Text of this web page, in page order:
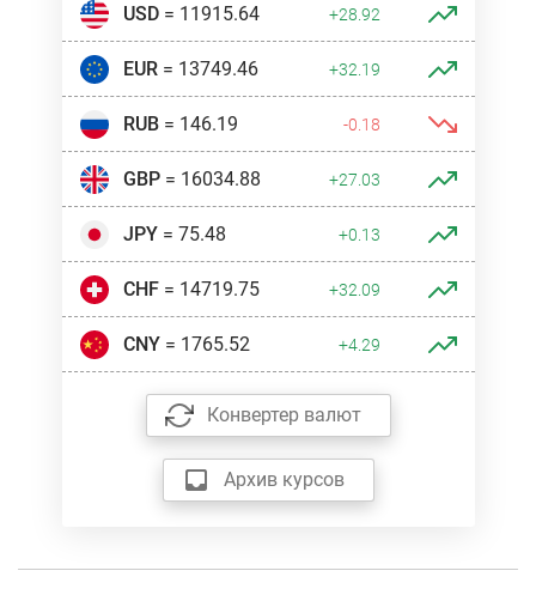
USD= 11915.64 +28.92
EUR= 13749.46 +32.19
RUB= 146.19 -0.18
GBP= 16034.88 +27.03
JPY= 75.48 +0.13
CHF= 14719.75 +32.09
CNY= 1765.52 +4.29
Конвертер валют
Архив курсов